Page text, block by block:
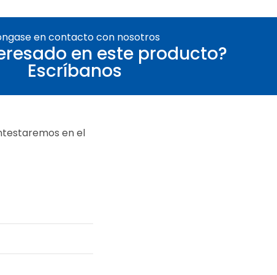
en contacto con nosotros
en este producto?
Escríbanos
en el